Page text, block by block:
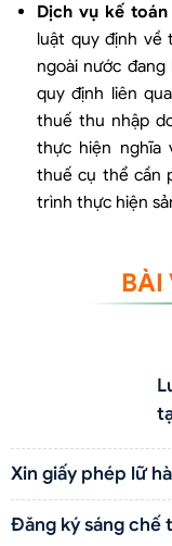
Dịch vụ kế toán
luật quy định về
ngoài nước
quy định liên
thuế thu nhập
thực hiện nghĩa
thuế cụ thể cần
trình thực hiện
BÀI
Xin giấy phép lữ
Đăng ký sáng chế